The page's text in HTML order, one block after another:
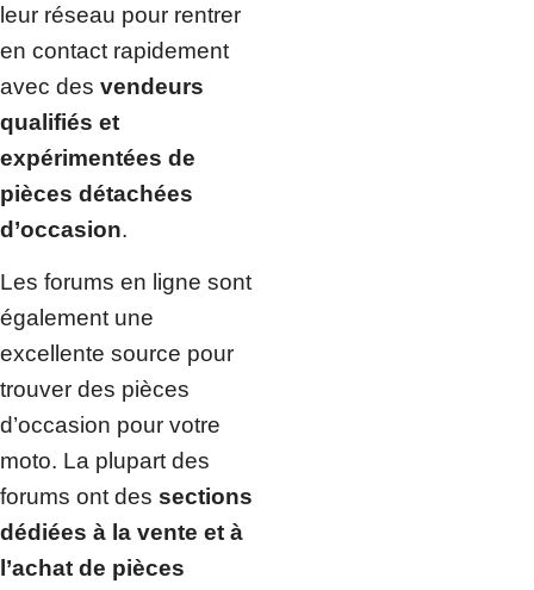
leur réseau pour rentrer
en contact rapidement
avec des vendeurs
qualifiés et
expérimentées de
pièces détachées
d’occasion.
Les forums en ligne sont
également une
excellente source pour
trouver des pièces
d’occasion pour votre
moto. La plupart des
forums ont des sections
dédiées à la vente et à
l’achat de pièces